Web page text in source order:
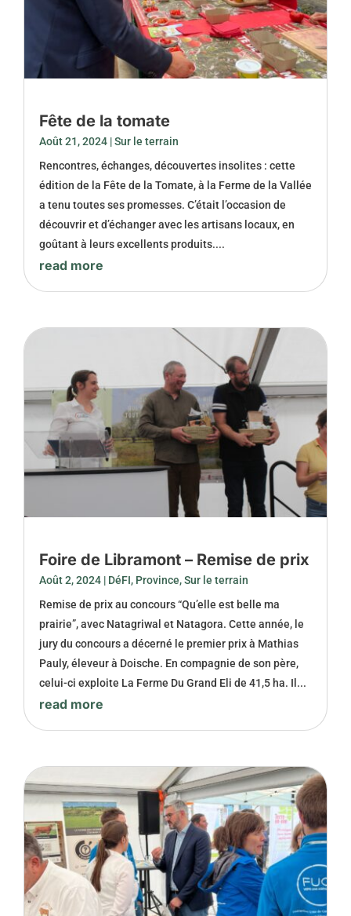
Fête de la tomate
Août 21, 2024 |Sur le terrain
Rencontres, échanges, découvertes insolites : cette
édition de la Fête de la Tomate, à la Ferme de la Vallée
a tenu toutes ses promesses. C’était l’occasion de
découvrir et d’échanger avec les artisans locaux, en
goûtant à leurs excellents produits....
read more
Foire de Libramont – Remise de prix
Août 2, 2024 | DéFI, Province,Sur le terrain
Remise de prix au concours “Qu’elle est belle ma
prairie”, avec Natagriwal et Natagora. Cette année, le
jury du concours a décerné le premier prix à Mathias
Pauly, éleveur à Doische. En compagnie de son père,
celui-ci exploite La Ferme Du Grand Eli de 41,5 ha. Il...
read more